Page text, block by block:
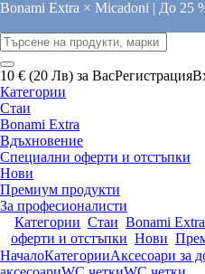
Bonami Extra × Micadoni | До 25
10 € (20 Лв) за ВасРегистрация
Категории
Стаи
Bonami Extra
Вдъхновение
Специални оферти и отстъпки
Нови
Премиум продукти
За професионалисти
Категории Стаи Bonami Extra
оферти и отстъпки Нови
НачалоКатегорииАксесоари за